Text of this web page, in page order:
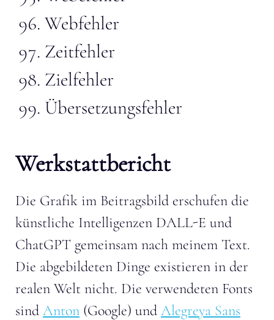
Webfehler
Zeitfehler
Zielfehler
Übersetzungsfehler
Werkstattbericht
Die Grafik im Beitragsbild erschufen die
künstliche Intelligenzen DALL-E und
ChatGPT gemeinsam nach meinem Text.
Die abgebildeten Dinge existieren in der
realen Welt nicht. Die verwendeten Fonts
sind Anton (Google) und Alegreya Sans